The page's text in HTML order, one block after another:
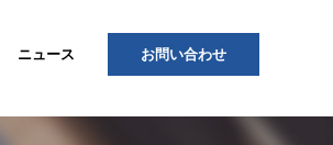
ニュース お問い合わせ